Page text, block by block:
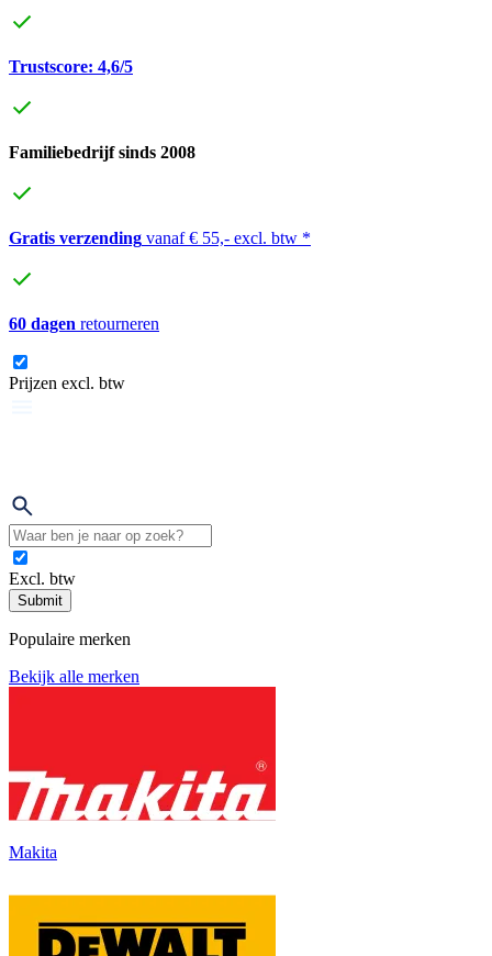
Trustscore: 4,6/5
Familiebedrijf sinds 2008
Gratis verzending vanaf € 55,- excl. btw *
60 dagen retourneren
Prijzen excl. btw
Excl. btw
Submit
Populaire merken
Bekijk alle merken
Makita